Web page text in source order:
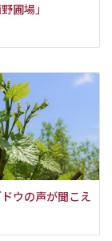
圃場」
ウの声が聞こえ